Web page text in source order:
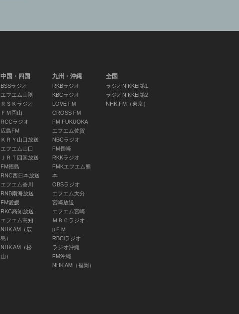
中国・四国
BSSラジオ
エフエム山陰
ＲＳＫラジオ
ＦＭ岡山
RCCラジオ
広島FM
ＫＲＹ山口放送
エフエム山口
ＪＲＴ四国放送
FM徳島
RNC西日本放送
エフエム香川
RNB南海放送
FM愛媛
RKC高知放送
エフエム高知
NHK AM（広
島）
NHK AM（松
山）
九州・沖縄
RKBラジオ
KBCラジオ
LOVE FM
CROSS FM
FM FUKUOKA
エフエム佐賀
NBCラジオ
FM長崎
RKKラジオ
FMKエフエム熊
本
OBSラジオ
エフエム大分
宮崎放送
エフエム宮崎
ＭＢＣラジオ
μＦＭ
RBCiラジオ
ラジオ沖縄
FM沖縄
NHK AM（福岡）
全国
ラジオNIKKEI第1
ラジオNIKKEI第2
NHK FM（東京）